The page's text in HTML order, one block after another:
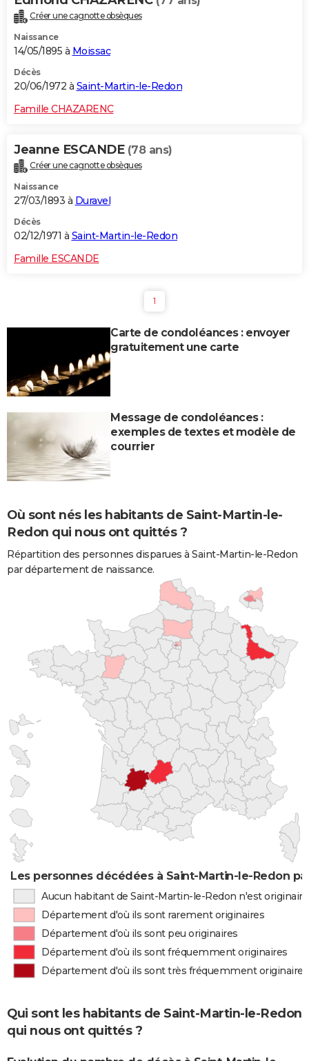
Créer une cagnotte obsèques
Naissance
14/05/1895 à Moissac
Décès
20/06/1972 à Saint-Martin-le-Redon
Famille CHAZARENC
Jeanne ESCANDE (78 ans)
Créer une cagnotte obsèques
Naissance
27/03/1893 à Duravel
Décès
02/12/1971 à Saint-Martin-le-Redon
Famille ESCANDE
1
Carte de condoléances : envoyer
gratuitement une carte
Message de condoléances :
exemples de textes et modèle de
courrier
Où sont nés les habitants de Saint-Martin-le-
Redon qui nous ont quittés ?
Répartition des personnes disparues à Saint-Martin-le-Redon
par département de naissance.
Les personnes décédées à Saint-Martin-le-Redon
Aucun habitant de Saint-Martin-le-Redon n'est
Département d'où ils sont rarement originaires
Département d'où ils sont peu originaires
Département d'où ils sont fréquemment originaires
Département d'où ils sont très fréquemment originaires
Qui sont les habitants de Saint-Martin-le-Redon
qui nous ont quittés ?